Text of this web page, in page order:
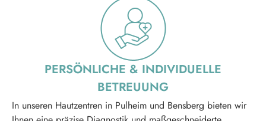
PERSÖNLICHE & INDIVIDUELLE
BE TREUUNG
In unseren Hautzentren in Pulheim und Bensberg bieten wir